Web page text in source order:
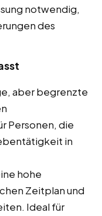
notwendig,
des
aber begrenzte
Personen, die
in
hohe
Zeitplan und
Ideal für